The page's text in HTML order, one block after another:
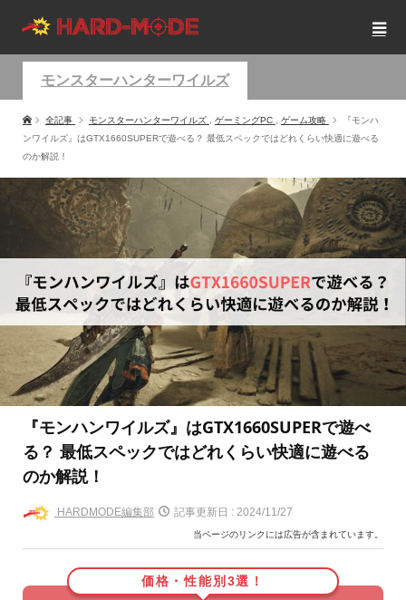
モンスターハンターワイルズ
全記事 モンスターハンターワイルズ ゲーミングPC ゲーム攻略
『モンハ
ンワイルズ』はGTX1660SUPERで遊べる？ 最低スペックではどれくらい快適に遊べる
のか解説！
『モンハンワイルズ』はGTX1660SUPERで遊べ
る？ 最低スペックではどれくらい快適に遊べる
のか解説！
HARDMODE編集部 記事更新日 : 2024/11/27
当ページのリンクには広告が含まれています。
価格・性能別3選！